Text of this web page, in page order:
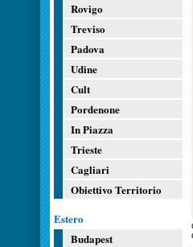
Rovigo
Treviso
Padova
Udine
Cult
Pordenone
In Piazza
Trieste
Cagliari
Obiettivo Territorio
Estero
Budapest